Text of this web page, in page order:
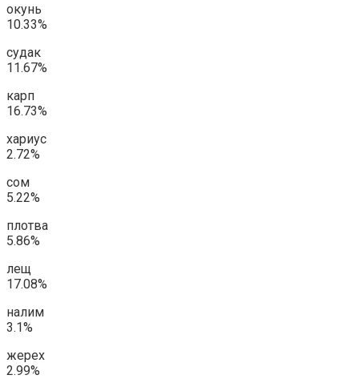
окунь
10.33%
судак
11.67%
карп
16.73%
хариус
2.72%
сом
5.22%
плотва
5.86%
лещ
17.08%
налим
3.1%
жерех
2.99%